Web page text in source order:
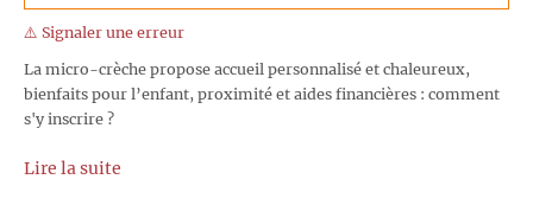
⚠️ Signaler une erreur
La micro-crèche propose accueil personnalisé et chaleureux,
bienfaits pour l’enfant, proximité et aides financières : comment
s'y inscrire ?
Lire la suite